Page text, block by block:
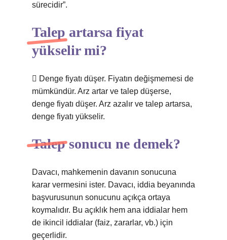
sürecidir”.
Talep artarsa fiyat
yükselir mi?
 Denge fiyatı düşer. Fiyatın değişmemesi de
mümkündür. Arz artar ve talep düşerse,
denge fiyatı düşer. Arz azalır ve talep artarsa,
denge fiyatı yükselir.
Talep sonucu ne demek?
Davacı, mahkemenin davanın sonucuna
karar vermesini ister. Davacı, iddia beyanında
başvurusunun sonucunu açıkça ortaya
koymalıdır. Bu açıklık hem ana iddialar hem
de ikincil iddialar (faiz, zararlar, vb.) için
geçerlidir.